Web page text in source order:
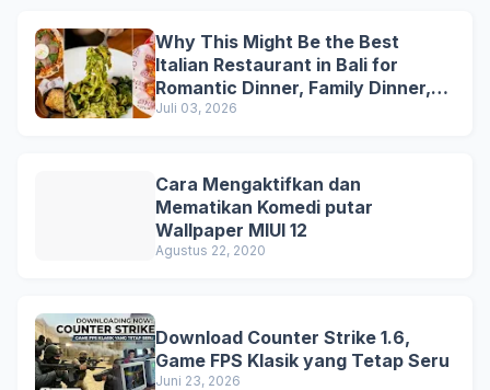
Why This Might Be the Best
Italian Restaurant in Bali for
Romantic Dinner, Family Dinner,
and Business Lunch
Juli 03, 2026
Cara Mengaktifkan dan
Mematikan Komedi putar
Wallpaper MIUI 12
Agustus 22, 2020
Download Counter Strike 1.6,
Game FPS Klasik yang Tetap Seru
Juni 23, 2026